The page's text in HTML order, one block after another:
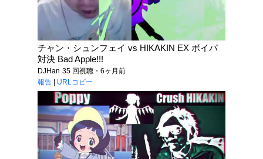
チャン・シュンフェイ vs HIKAKIN EX ボイパ
対決 Bad Apple!!!
DJHan 35 回視聴・6ヶ月前
報告
URLコピー